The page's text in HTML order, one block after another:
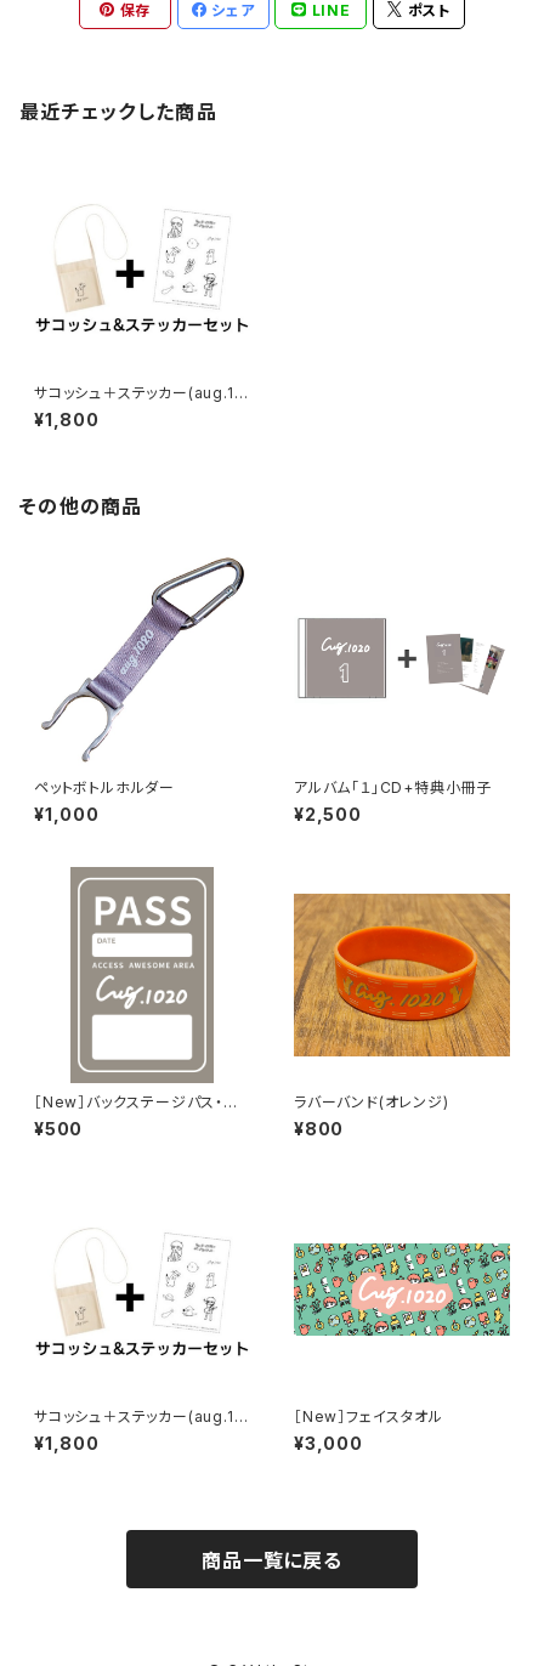
保存 シェア LINE ポスト
最近チェックした商品
サコッシュ＋ステッカー(aug.10
20グッズ)
¥1,800
その他の商品
ペットボトルホルダー
¥1,000
アルバム「１」CD+特典小冊子
¥2,500
［New］バックステージパス・ス
テッカー
¥500
ラバーバンド(オレンジ)
¥800
サコッシュ＋ステッカー(aug.10
20グッズ)
¥1,800
［New］フェイスタオル
¥3,000
商品一覧に戻る